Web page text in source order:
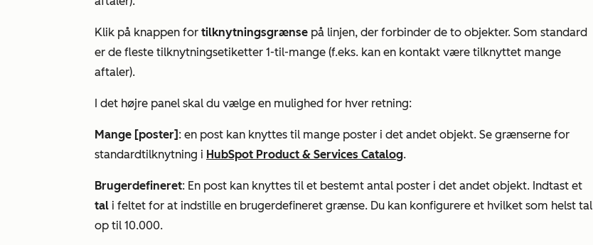
Klik på knappen for tilknytningsgrænse på linjen, der forbinder de to objekter. Som standard
er de fleste tilknytningsetiketter 1-til-mange (f.eks. kan en kontakt være tilknyttet mange
aftaler).
I det højre panel skal du vælge en mulighed for hver retning:
Mange [poster] : en post kan knyttes til mange poster i det andet objekt. Se grænserne for
standardtilknytning i HubSpot Product & Services Catalog.
Brugerdefineret: En post kan knyttes til et bestemt antal poster i det andet objekt. Indtast et
tal i feltet for at indstille en brugerdefineret grænse. Du kan konfigurere et hvilket som helst tal
op til 10.000.